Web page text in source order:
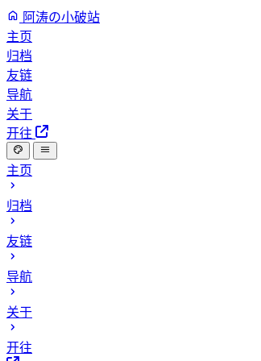
阿涛の小破站
主页
归档
友链
导航
关于
开往
主页
归档
友链
导航
关于
开往